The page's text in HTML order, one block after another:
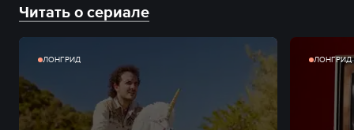
Читать о сериале
ЛОНГРИД ЛОНГРИД